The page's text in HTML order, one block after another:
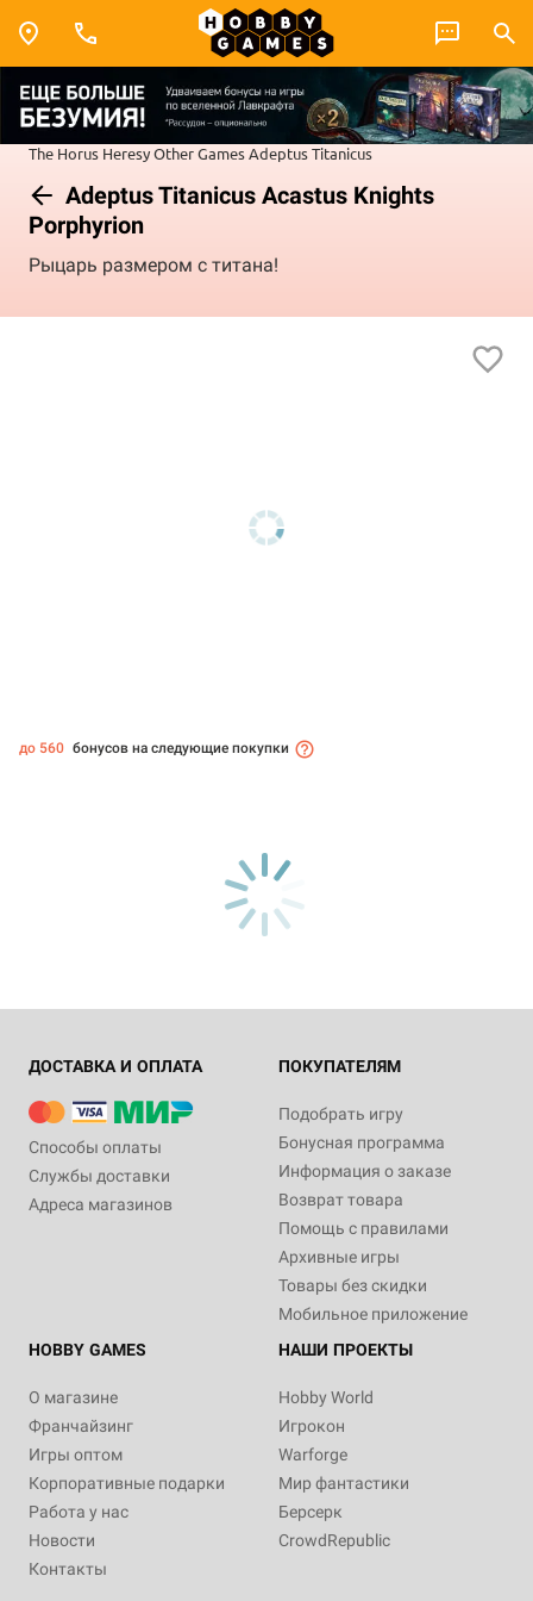
The Horus HeresyOther GamesAdeptus Titanicus
Adeptus Titanicus Acastus Knights
Porphyrion
Рыцарь размером с титана!
до 560 бонусов на следующие покупки
ДОСТАВКА И ОПЛАТА
Способы оплаты
Службы доставки
Адреса магазинов
ПОКУПАТЕЛЯМ
Подобрать игру
Бонусная программа
Информация о заказе
Возврат товара
Помощь с правилами
Архивные игры
Товары без скидки
Мобильное приложение
HOBBY GAMES
О магазине
Франчайзинг
Игры оптом
Корпоративные подарки
Работа у нас
Новости
Контакты
НАШИ ПРОЕКТЫ
Hobby World
Игрокон
Warforge
Мир фантастики
Берсерк
CrowdRepublic